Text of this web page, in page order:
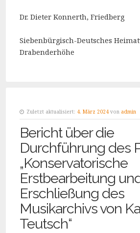
Dr. Dieter Konnerth, Friedberg
Siebenbürgisch-Deutsches
Drabenderhöhe
Zuletzt aktualisiert: 4. März 2024 von admin
Bericht über die
Durchführung des
„Konservatorische
Erstbearbeitung
Erschließung des
Musikarchivs von
Teutsch“